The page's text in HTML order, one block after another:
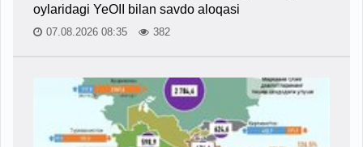
oylaridagi YeOII bilan savdo aloqasi
07.08.2026 08:35 382